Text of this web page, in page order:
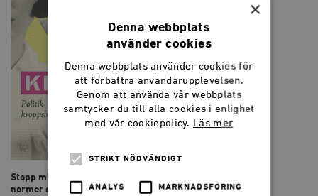
Stopp min kropp! Politik,
normer och kroppslig int...
×
Denna webbplats
använder cookies
Denna webbplats använder cookies för
att förbättra användarupplevelsen.
Genom att använda vår webbplats
samtycker du till alla cookies i enlighet
med vår cookiepolicy. Läs mer
STRIKT NÖDVÄNDIGT
ANALYS MARKNADSFÖRING